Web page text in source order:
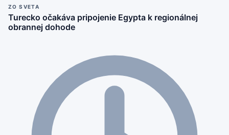
ZO SVETA
Turecko očakáva pripojenie Egypta k regionálnej
obrannej dohode